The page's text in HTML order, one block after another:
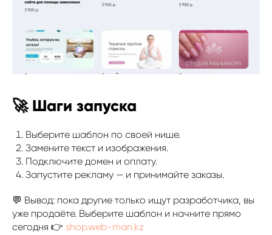
🚀 Шаги запуска
Выберите шаблон по своей нише.
Замените текст и изображения.
Подключите домен и оплату.
Запустите рекламу — и принимайте заказы.
💬 Вывод: пока другие только ищут разработчика, вы
уже продаёте. Выберите шаблон и начните прямо
сегодня 👉 shop.web-man.kz